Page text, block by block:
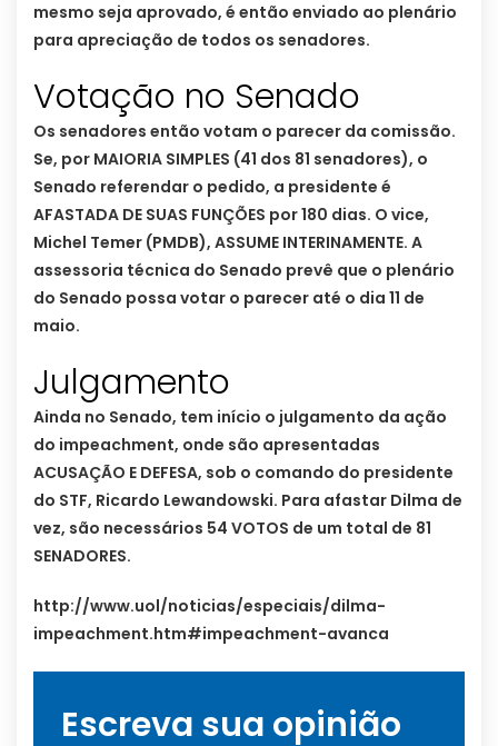
mesmo seja aprovado, é então enviado ao plenário
para apreciação de todos os senadores.
Votação no Senado
Os senadores então votam o parecer da comissão.
Se, por MAIORIA SIMPLES (41 dos 81 senadores), o
Senado referendar o pedido, a presidente é
AFASTADA DE SUAS FUNÇÕES por 180 dias. O vice,
Michel Temer (PMDB), ASSUME INTERINAMENTE. A
assessoria técnica do Senado prevê que o plenário
do Senado possa votar o parecer até o dia 11 de
maio.
Julgamento
Ainda no Senado, tem início o julgamento da ação
do impeachment, onde são apresentadas
ACUSAÇÃO E DEFESA, sob o comando do presidente
do STF, Ricardo Lewandowski. Para afastar Dilma de
vez, são necessários 54 VOTOS de um total de 81
SENADORES.
http://www.uol/noticias/especiais/dilma-
impeachment.htm#impeachment-avanca
Escreva sua opinião